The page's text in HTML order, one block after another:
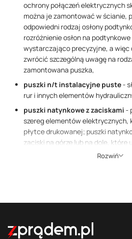
ochrony połączeń elektrycznych
można je zamontować w ścianie,
odpowiedni rodzaj osłony
rozróżnienie osłon na
wystarczająco precyzyjne, a więc
zwrócić szczególną uwagę na
zamontowana puszka,
puszki n/t instalacyjne puste-
rur i innych elementów
puszki natynkowe z zaciskami -
szereg elementów elektrycznych,
płytce drukowanej; puszki
zaciski na górze lub na dole, które
przewodami (lub ścieżkami
elastyczną miedzianą rurkę i
elektryczny.
Rozwiń